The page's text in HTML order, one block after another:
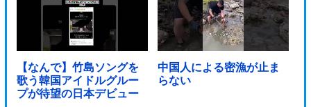
【なんで】竹島ソングを
歌う韓国アイドルグルー
プが待望の日本デビュー
中国人による密漁が止ま
らない